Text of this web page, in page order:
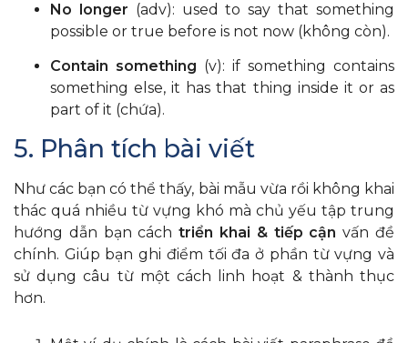
No longer (adv): used to say that something
possible or true before is not now (không còn).
Contain something (v): if something contains
something else, it has that thing inside it or as
part of it (chứa).
5. Phân tích bài viết
Như các bạn có thể thấy, bài mẫu vừa rồi không khai
thác quá nhiều từ vựng khó mà chủ yếu tập trung
hướng dẫn bạn cáchtriển khai & tiếp cận vấn đề
chính. Giúp bạn ghi điểm tối đa ở phần từ vựng và
sử dụng câu từ một cách linh hoạt & thành thục
hơn.